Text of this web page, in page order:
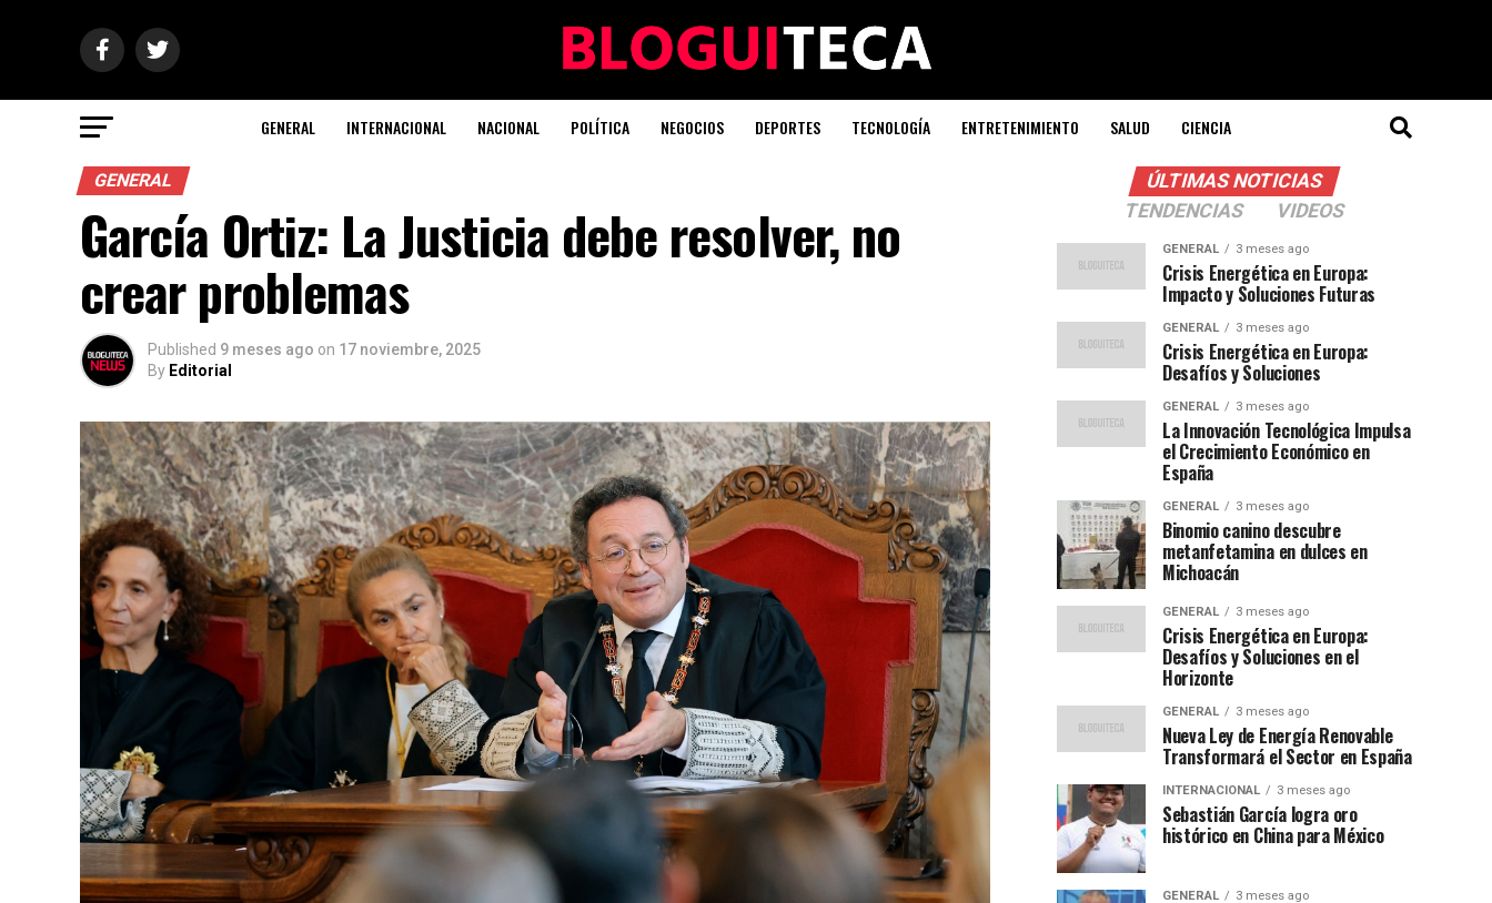
GENERAL INTERNACIONAL NACIONAL POLÍTICA NEGOCIOS DEPORTES TECNOLOGÍA ENTRETENIMIENTO SALUD CIENCIA
GENERAL
García Ortiz: La Justicia debe resolver, no
crear problemas
Published 9 meses ago on 17 noviembre, 2025
By Editorial
ÚLTIMAS NOTICIAS
TENDENCIAS
VIDEOS
GENERAL 3 meses ago
Crisis Energética en Europa:
Impacto y Soluciones Futuras
GENERAL 3 meses ago
Crisis Energética en Europa:
Desafíos y Soluciones
GENERAL 3 meses ago
La Innovación Tecnológica Impulsa
el Crecimiento Económico en
España
GENERAL 3 meses ago
Binomio canino descubre
metanfetamina en dulces en
Michoacán
GENERAL 3 meses ago
Crisis Energética en Europa:
Desafíos y Soluciones en el
Horizonte
GENERAL 3 meses ago
Nueva Ley de Energía Renovable
Transformará el Sector en España
INTERNACIONAL 3 meses ago
Sebastián García logra oro
histórico en China para México
GENERAL 3 meses ago